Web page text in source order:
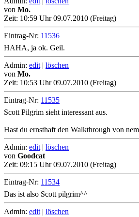
von Mo.
Zeit: 10:59 Uhr 09.07.2010 (Freitag)
Eintrag-Nr: 11536
HAHA, ja ok. Geil.
Admin: edit | löschen
von Mo.
Zeit: 10:53 Uhr 09.07.2010 (Freitag)
Eintrag-Nr: 11535
Scott Pilgrim sieht interessant aus.
Hast du ernsthaft den Walkthrough von
Admin: edit | löschen
von Goodcat
Zeit: 09:15 Uhr 09.07.2010 (Freitag)
Eintrag-Nr: 11534
Das ist also Scott pilgrim^^
Admin: edit | löschen